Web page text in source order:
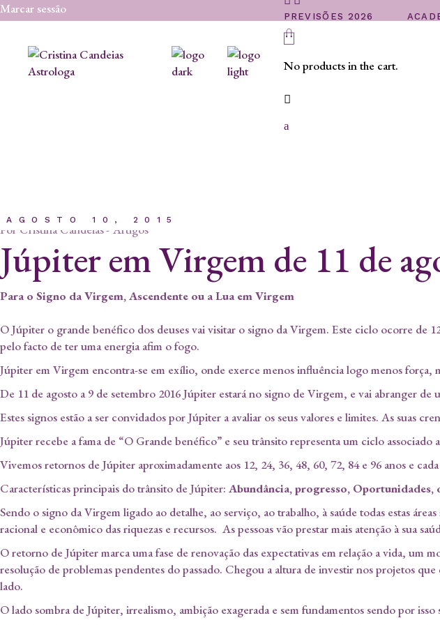
Skip
to
Marcar sessão
PREVISÕES 2026
No products in the cart.
AGOSTO 10, 2015
Por Cristina Candeias Artigos
Júpiter em Virgem de 11 de
Para o Signo da Virgem, Ascendente ou a Lua em Virgem
O Júpiter o grande benéfico dos deuses vai visitar o signo da Virgem. Este ciclo ocorre de
pelo facto de ter uma energia afim o fogo.
Júpiter em Virgem encontra-se em exílio, onde exerce menos influência logo menos força,
De 11 de agosto a 9 de setembro 2016 Júpiter estará no signo de Virgem, e vai abranger
Estes signos estão a ser convidados por Júpiter a avaliar os seus valores e limites. As suas
Júpiter recebe a fama de “O Grande benéfico” e seu trânsito representa um ciclo
Vivemos retornos de Júpiter aproximadamente aos 12, 24, 36, 48, 60, 72, 84 e 96 anos e
Características principais do trânsito de Júpiter: Abundância, progresso,
Sendo o signo da Virgem ligado ao detalhe, ao serviço, ao trabalho, à saúde todas estas
racional e econômico das riquezas e recursos. As pessoas vão prestar mais atenção à sua
O retorno de Júpiter marca uma fase de renovação das expectativas em relação a vida, um
resolução de problemas pendentes do passado. Chegou a altura de investir nos projetos
lado.
O lado sombra de Júpiter, irrealismo, ambição exagerada e sem fundamentos sendo por